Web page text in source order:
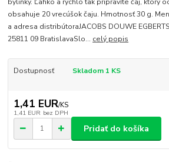
obsahuje 20 vrecúšok čaju. Hmotnosť 30 g.
a adresa distribútoraJACOBS DOUWE
25811 09 BratislavaSlo... celý popis
Dostupnosť Skladom 1 KS
1,41 EUR/KS
1,41 EUR bez DPH
Pridať do košíka